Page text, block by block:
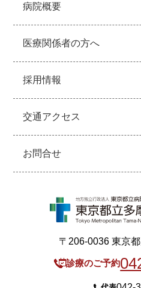
病院概要
医療関係者の方へ
採用情報
交通アクセス
お問合せ
〒206-0036 東京
診療のご予約